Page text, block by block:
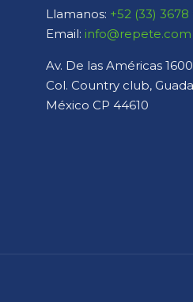
Llamanos: +52 (33)
Email: info@repete.com
Av. De las Américas
Col. Country club,
México CP 44610